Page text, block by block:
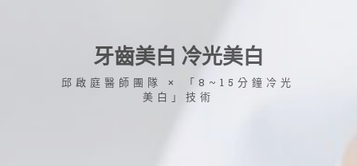
牙齒美白 冷光美白
邱啟庭醫師團隊 × 「8~15分鐘冷光
美白」技術